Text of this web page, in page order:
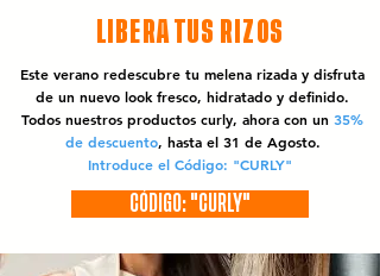
LIBERA TUS RIZOS
Este verano redescubre tu melena rizada y disfruta
de un nuevo look fresco, hidratado y definido.
Todos nuestros productos curly, ahora con un 35%
de descuento, hasta el 31 de Agosto.
Introduce el Código: "CURLY"
CÓDIGO: "CURLY"